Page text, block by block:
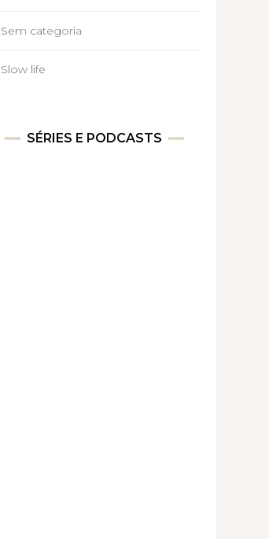
Sem categoria
Slow life
SÉRIES E PODCASTS